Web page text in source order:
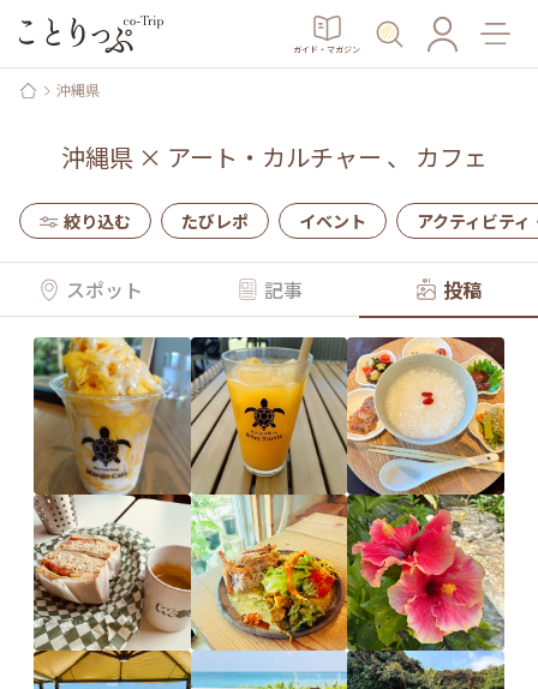
ガイド・マガジン
沖縄県
沖縄県× アート・カルチャー 、 カフェ
絞り込む たびレポ イベント アクティビティ
スポット 記事 投稿